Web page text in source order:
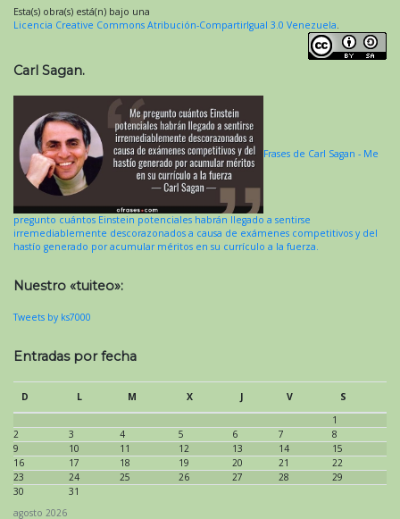
Esta(s) obra(s) está(n) bajo una
Licencia Creative Commons Atribución-CompartirIgual 3.0 Venezuela.
Carl Sagan.
Frases de Carl Sagan - Me
pregunto cuántos Einstein potenciales habrán llegado a sentirse
irremediablemente descorazonados a causa de exámenes competitivos y del
hastío generado por acumular méritos en su currículo a la fuerza.
Nuestro «tuiteo»:
Tweets by ks7000
Entradas por fecha
agosto 2026
D L M X J V
S
1
2
3 4 5 6 7
8
9
10 11 12 13 14
15
16
17 18 19 20 21
22
23
24 25 26 27 28
29
30
31